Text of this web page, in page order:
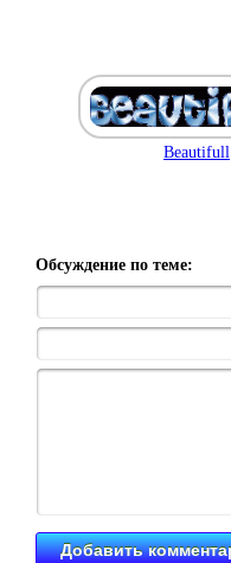
Beautifull
Обсуждение по теме: